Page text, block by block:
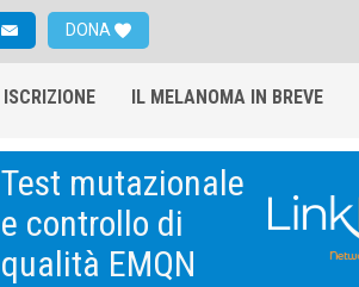
DONA
ISCRIZIONE IL MELANOMA IN BREVE
Test mutazionale
e controllo di
qualità EMQN